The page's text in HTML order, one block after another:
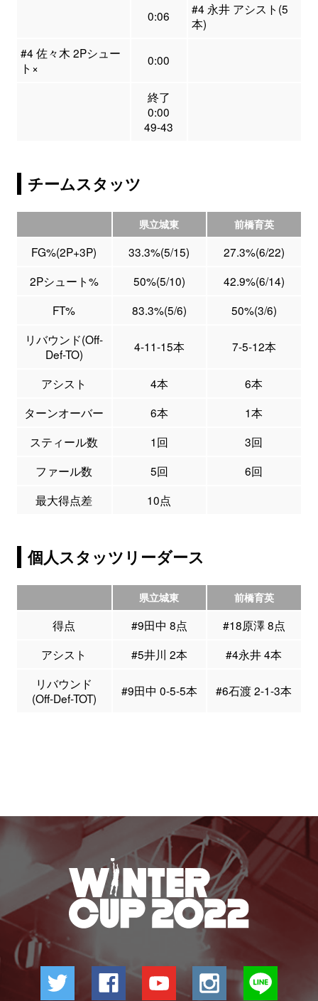
0:06
#4 永井 アシスト(5
本)
#4 佐々木 2Pシュー
ト×
0:00
終了
0:00
49-43
チームスタッツ
県立城東 前橋育英
FG%(2P+3P) 33.3%(5/15)
27.3%(6/22)
2Pシュート%
50%(5/10)
42.9%(6/14)
FT%
83.3%(5/6)
50%(3/6)
リバウンド(Off-
Def-TO)
4-11-15本 7-5-12本
アシスト 4本
6本
ターンオーバー
6本
1本
スティール数
1回
3回
ファール数
5回
6回
最大得点差
10点
個人スタッツリーダース
県立城東 前橋育英
得点 #9田中 8点
#18原澤 8点
アシスト
#5井川 2本
#4永井 4本
リバウンド
(Off-Def-TOT)
#9田中 0-5-5本 #6石渡 2-1-3本